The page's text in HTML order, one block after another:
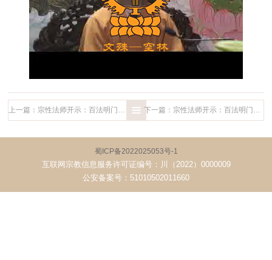
上一篇：宗性法师开示：百法明门论6 下一篇：宗性法师开示：百法明门论8
蜀ICP备2022025053号-1
互联网宗教信息服务许可证编号：川（2022）0000009
公安备案号：51010502011660